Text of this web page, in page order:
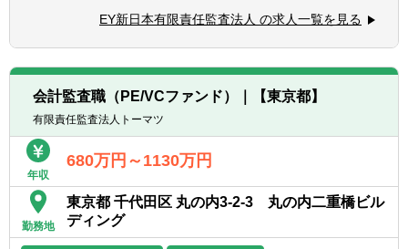
プロジェクトチームリード
■単体・連結決算プロセス改善に関するプロ
ジェクトチームリード
■ERP、会計システム、予算管理・業績管理
システム（EPM領域）、連結システムに関す
るプロジェクトチームリード
■海外M&A、海外進出支援にも携われるた
■財務経理のオペレーションを担うバックオ
長戦略を推進。CFOや経営陣のビジネスパー
EY新日本有限責任監査法人 の求人一覧を見る
会計監査職（PE/VCファンド）｜【東京都】
有限責任監査法人トーマツ
年収
680万円～1130万円
勤務地
東京都 千代田区 丸の内3-2-3 丸の内二重橋ビル
ディング